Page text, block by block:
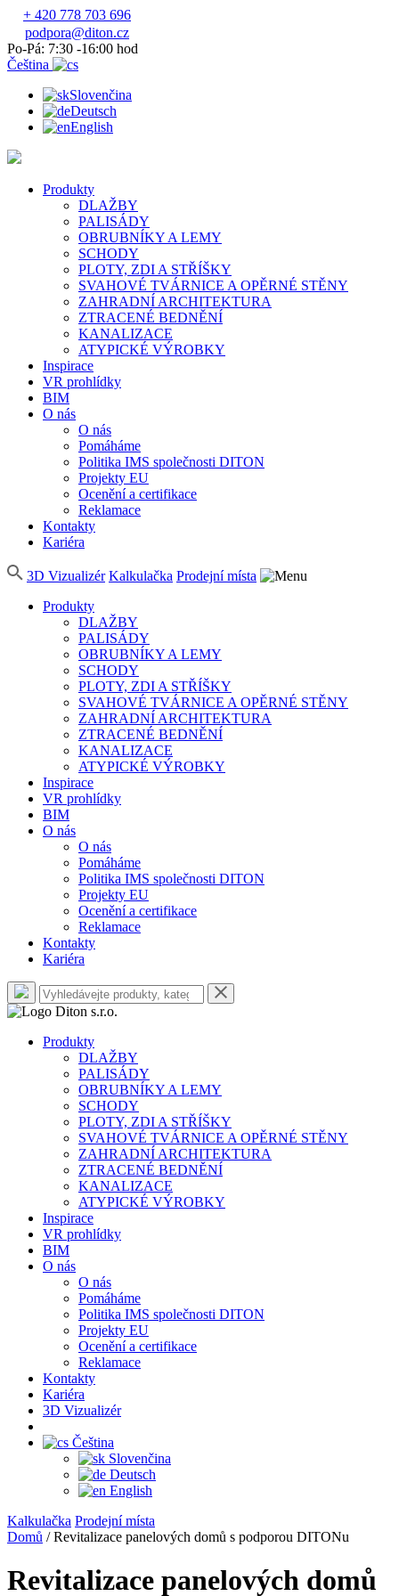
+ 420 778 703 696
podpora@diton.cz
Po-Pá: 7:30 -16:00 hod
Čeština
Slovenčina
Deutsch
English
Produkty
DLAŽBY
PALISÁDY
OBRUBNÍKY A LEMY
SCHODY
PLOTY, ZDI A STŘÍŠKY
SVAHOVÉ TVÁRNICE A OPĚRNÉ STĚNY
ZAHRADNÍ ARCHITEKTURA
ZTRACENÉ BEDNĚNÍ
KANALIZACE
ATYPICKÉ VÝROBKY
Inspirace
VR prohlídky
BIM
O nás
O nás
Pomáháme
Politika IMS společnosti DITON
Projekty EU
Ocenění a certifikace
Reklamace
Kontakty
Kariéra
3D Vizualizér Kalkulačka Prodejní místa
Produkty
DLAŽBY
PALISÁDY
OBRUBNÍKY A LEMY
SCHODY
PLOTY, ZDI A STŘÍŠKY
SVAHOVÉ TVÁRNICE A OPĚRNÉ STĚNY
ZAHRADNÍ ARCHITEKTURA
ZTRACENÉ BEDNĚNÍ
KANALIZACE
ATYPICKÉ VÝROBKY
Inspirace
VR prohlídky
BIM
O nás
O nás
Pomáháme
Politika IMS společnosti DITON
Projekty EU
Ocenění a certifikace
Reklamace
Kontakty
Kariéra
Produkty
DLAŽBY
PALISÁDY
OBRUBNÍKY A LEMY
SCHODY
PLOTY, ZDI A STŘÍŠKY
SVAHOVÉ TVÁRNICE A OPĚRNÉ STĚNY
ZAHRADNÍ ARCHITEKTURA
ZTRACENÉ BEDNĚNÍ
KANALIZACE
ATYPICKÉ VÝROBKY
Inspirace
VR prohlídky
BIM
O nás
O nás
Pomáháme
Politika IMS společnosti DITON
Projekty EU
Ocenění a certifikace
Reklamace
Kontakty
Kariéra
3D Vizualizér
Čeština
Slovenčina
Deutsch
English
Kalkulačka Prodejní místa
Domů /Revitalizace panelových domů s podporou DITONu
Revitalizace panelových domů